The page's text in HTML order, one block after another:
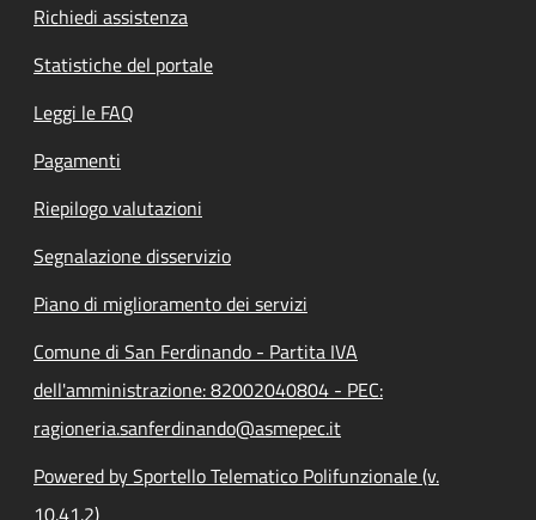
Richiedi assistenza
Statistiche del portale
Leggi le FAQ
Pagamenti
Riepilogo valutazioni
Segnalazione disservizio
Piano di miglioramento dei servizi
Comune di San Ferdinando - Partita IVA
dell'amministrazione: 82002040804 - PEC:
ragioneria.sanferdinando@asmepec.it
Powered by Sportello Telematico Polifunzionale (v.
10.41.2)